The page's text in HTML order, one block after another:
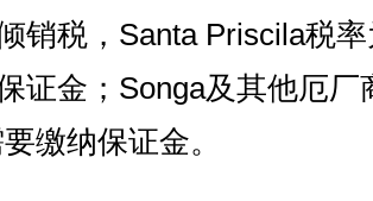
销税，Santa Priscila税
证金；Songa及其他厄厂
缴纳保证金。